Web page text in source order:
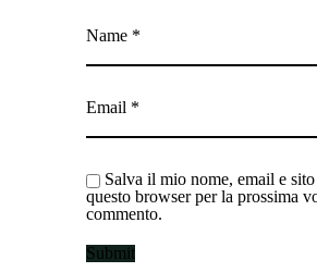
Name *
Email *
Salva il mio nome, email e
questo browser per la prossima
commento.